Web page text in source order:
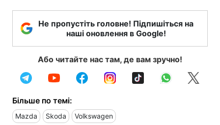
Не пропустіть головне! Підпишіться на
наші оновлення в Google!
Або читайте нас там, де вам зручно!
Більше по темі:
Mazda Skoda Volkswagen